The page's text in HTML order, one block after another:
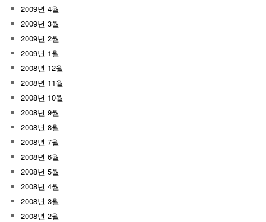
2009년 4월
2009년 3월
2009년 2월
2009년 1월
2008년 12월
2008년 11월
2008년 10월
2008년 9월
2008년 8월
2008년 7월
2008년 6월
2008년 5월
2008년 4월
2008년 3월
2008년 2월